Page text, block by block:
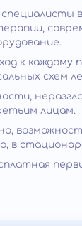
к каждому
схем
лицам.
в